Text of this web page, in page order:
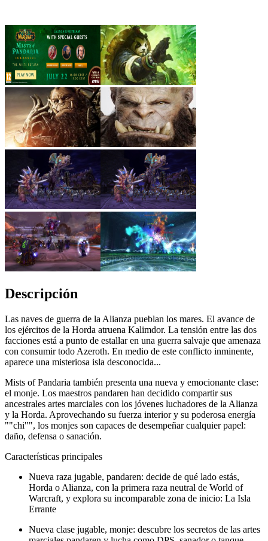
Descripción
Las naves de guerra de la Alianza pueblan los mares. El avance de
los ejércitos de la Horda atruena Kalimdor. La tensión entre las dos
facciones está a punto de estallar en una guerra salvaje que amenaza
con consumir todo Azeroth. En medio de este conflicto inminente,
aparece una misteriosa isla desconocida...
Mists of Pandaria también presenta una nueva y emocionante clase:
el monje. Los maestros pandaren han decidido compartir sus
ancestrales artes marciales con los jóvenes luchadores de la Alianza
y la Horda. Aprovechando su fuerza interior y su poderosa energía
""chi"", los monjes son capaces de desempeñar cualquier papel:
daño, defensa o sanación.
Características principales
Nueva raza jugable, pandaren: decide de qué lado estás,
Horda o Alianza, con la primera raza neutral de World of
Warcraft, y explora su incomparable zona de inicio: La Isla
Errante
Nueva clase jugable, monje: descubre los secretos de las artes